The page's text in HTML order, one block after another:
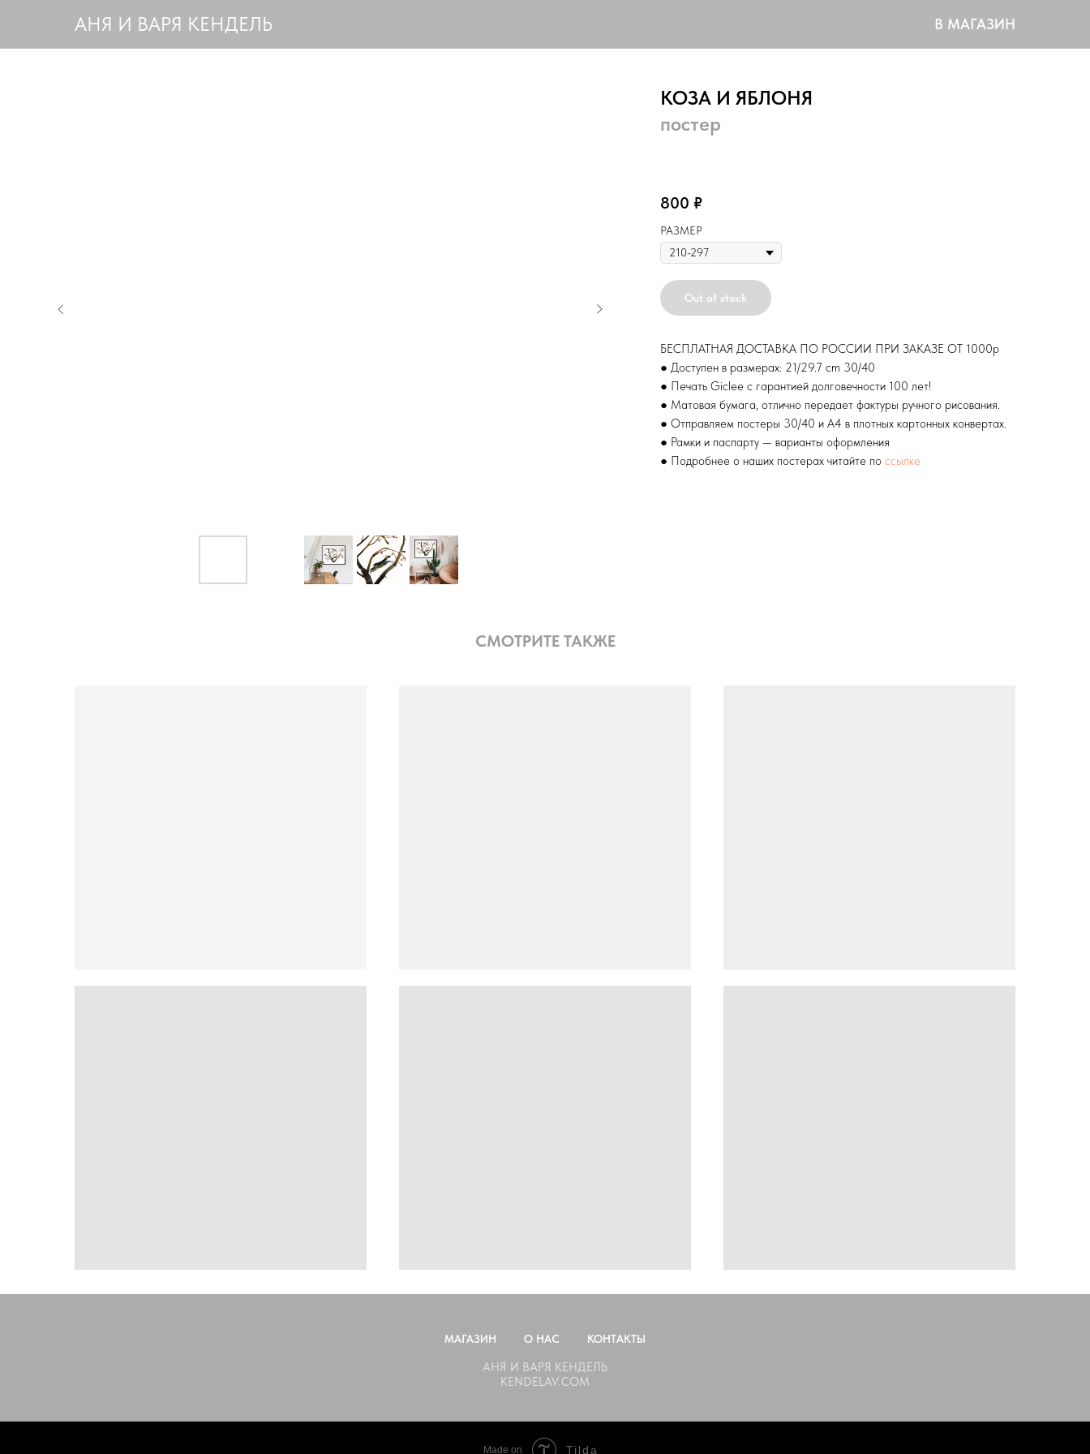
АНЯ И ВАРЯ КЕНДЕЛЬ В МАГАЗИН
КОЗА И ЯБЛОНЯ
постер
800 ₽
РАЗМЕР
Out of stock
БЕСПЛАТНАЯ ДОСТАВКА ПО РОССИИ ПРИ ЗАКАЗЕ ОТ 1000р
● Доступен в размерах: 21/29.7 cm 30/40
● Печать Giclee с гарантией долговечности 100 лет!
● Матовая бумага, отлично передает фактуры ручного рисования.
● Отправляем постеры 30/40 и А4 в плотных картонных конвертах.
● Рамки и паспарту — варианты оформления
● Подробнее о наших постерах читайте по ссылке
СМОТРИТЕ ТАКЖЕ
МАГАЗИН О НАС КОНТАКТЫ
АНЯ И ВАРЯ КЕНДЕЛЬ
KENDELAV.COM
Made on Tilda